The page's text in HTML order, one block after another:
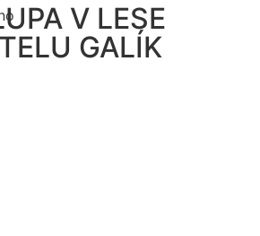
V LESE
GALÍK